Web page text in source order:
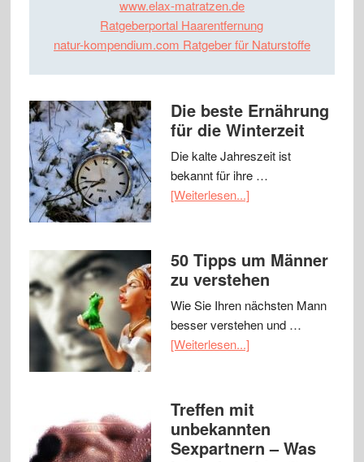
www.elax-matratzen.de
Ratgeberportal Haarentfernung
natur-kompendium.com Ratgeber für Naturstoffe
Die beste Ernährung
für die Winterzeit
Die kalte Jahreszeit ist
bekannt für ihre …
[Weiterlesen...]
50 Tipps um Männer
zu verstehen
Wie Sie Ihren nächsten Mann
besser verstehen und …
[Weiterlesen...]
Treffen mit
unbekannten
Sexpartnern – Was